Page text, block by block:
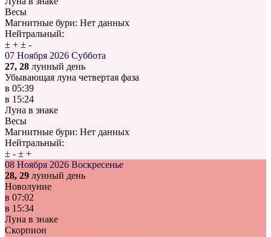
Весы
Магнитные бури: Нет данных
Нейтральный:
± + ± -
07 Ноября 2026 Суббота
27, 28 лунный день
Убывающая луна четвертая фаза
в 05:39
в 15:24
Луна в знаке
Весы
Магнитные бури: Нет данных
Нейтральный:
± - ± +
08 Ноября 2026 Воскресенье
28, 29 лунный день
Новолуние
в 07:02
в 15:34
Луна в знаке
Скорпион